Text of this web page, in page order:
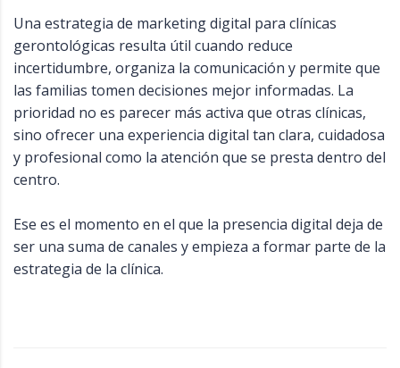
Una estrategia de marketing digital para clínicas
gerontológicas resulta útil cuando reduce
incertidumbre, organiza la comunicación y permite que
las familias tomen decisiones mejor informadas. La
prioridad no es parecer más activa que otras clínicas,
sino ofrecer una experiencia digital tan clara, cuidadosa
y profesional como la atención que se presta dentro del
centro.
Ese es el momento en el que la presencia digital deja de
ser una suma de canales y empieza a formar parte de la
estrategia de la clínica.